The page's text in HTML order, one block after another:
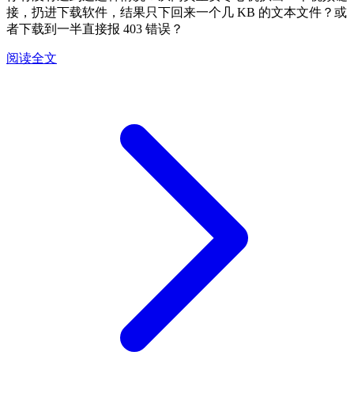
接，扔进下载软件，结果只下回来一个几 KB 的文本文件？或
者下载到一半直接报 403 错误？
阅读全文